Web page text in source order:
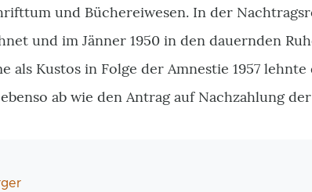
und Büchereiwesen. In der
und im Jänner 1950 in den dauernden
als Kustos in Folge der Amnestie 1957
ab wie den Antrag auf Nachzahlung